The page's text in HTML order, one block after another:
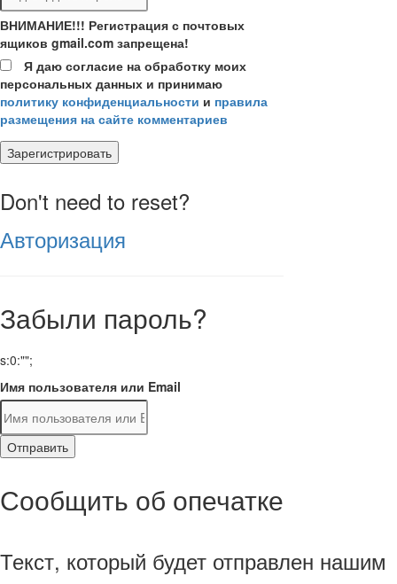
ВНИМАНИЕ!!! Регистрация с почтовых
ящиков gmail.com запрещена!
Я даю согласие на обработку моих
персональных данных и принимаю
политику конфиденциальности и правила
размещения на сайте комментариев
Зарегистрировать
Don't need to reset?
Авторизация
Забыли пароль?
s:0:"";
Имя пользователя или Email
Отправить
Сообщить об опечатке
Текст, который будет отправлен нашим